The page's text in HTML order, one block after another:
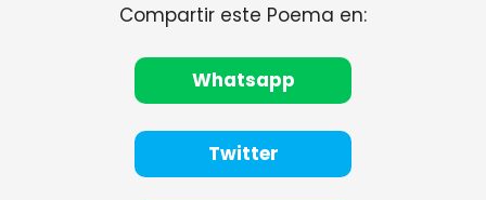
Compartir este Poema en:
Whatsapp
Twitter